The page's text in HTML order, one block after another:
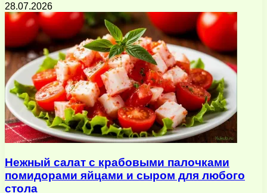
28.07.2026
Нежный салат с крабовыми палочками
помидорами яйцами и сыром для любого
стола